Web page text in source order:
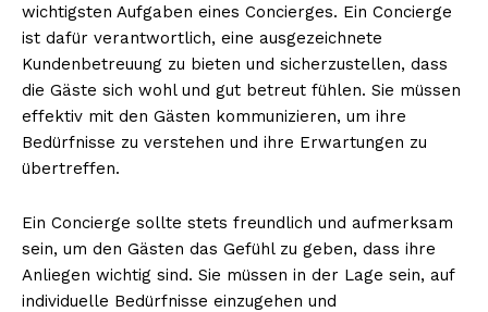
wichtigsten Aufgaben eines Concierges. Ein Concierge
ist dafür verantwortlich, eine ausgezeichnete
Kundenbetreuung zu bieten und sicherzustellen, dass
die Gäste sich wohl und gut betreut fühlen. Sie müssen
effektiv mit den Gästen kommunizieren, um ihre
Bedürfnisse zu verstehen und ihre Erwartungen zu
übertreffen.
Ein Concierge sollte stets freundlich und aufmerksam
sein, um den Gästen das Gefühl zu geben, dass ihre
Anliegen wichtig sind. Sie müssen in der Lage sein, auf
individuelle Bedürfnisse einzugehen und